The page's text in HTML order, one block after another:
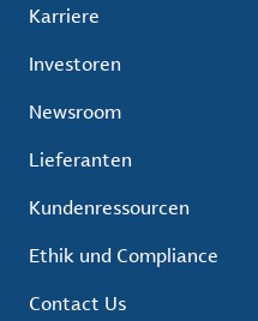
Karriere
Investoren
Newsroom
Lieferanten
Kundenressourcen
Ethik und Compliance
Contact Us